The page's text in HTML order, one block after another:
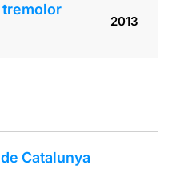
tremolor
2013
Catalunya